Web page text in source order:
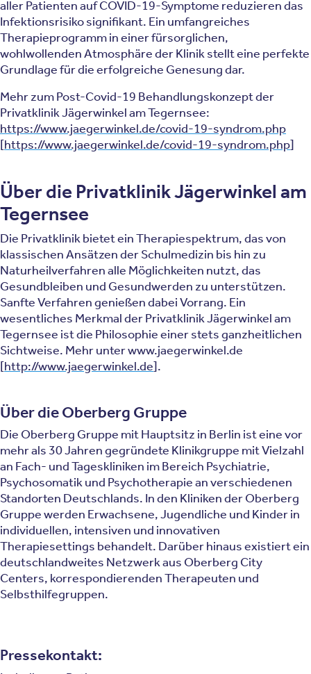
aller Patienten auf COVID-19-Symptome reduzieren das
Infektionsrisiko signifikant. Ein umfangreiches
Therapieprogramm in einer fürsorglichen,
wohlwollenden Atmosphäre der Klinik stellt eine perfekte
Grundlage für die erfolgreiche Genesung dar.
Mehr zum Post-Covid-19 Behandlungskonzept der
Privatklinik Jägerwinkel am Tegernsee:
https://www.jaegerwinkel.de/covid-19-syndrom.php
[https://www.jaegerwinkel.de/covid-19-syndrom.php]
Über die Privatklinik Jägerwinkel am
Tegernsee
Die Privatklinik bietet ein Therapiespektrum, das von
klassischen Ansätzen der Schulmedizin bis hin zu
Naturheilverfahren alle Möglichkeiten nutzt, das
Gesundbleiben und Gesundwerden zu unterstützen.
Sanfte Verfahren genießen dabei Vorrang. Ein
wesentliches Merkmal der Privatklinik Jägerwinkel am
Tegernsee ist die Philosophie einer stets ganzheitlichen
Sichtweise. Mehr unter www.jaegerwinkel.de
[http://www.jaegerwinkel.de].
Über die Oberberg Gruppe
Die Oberberg Gruppe mit Hauptsitz in Berlin ist eine vor
mehr als 30 Jahren gegründete Klinikgruppe mit Vielzahl
an Fach- und Tageskliniken im Bereich Psychiatrie,
Psychosomatik und Psychotherapie an verschiedenen
Standorten Deutschlands. In den Kliniken der Oberberg
Gruppe werden Erwachsene, Jugendliche und Kinder in
individuellen, intensiven und innovativen
Therapiesettings behandelt. Darüber hinaus existiert ein
deutschlandweites Netzwerk aus Oberberg City
Centers, korrespondierenden Therapeuten und
Selbsthilfegruppen.
Pressekontakt: